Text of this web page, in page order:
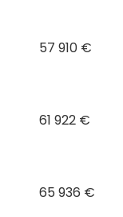
57 910 €
61 922 €
65 936 €